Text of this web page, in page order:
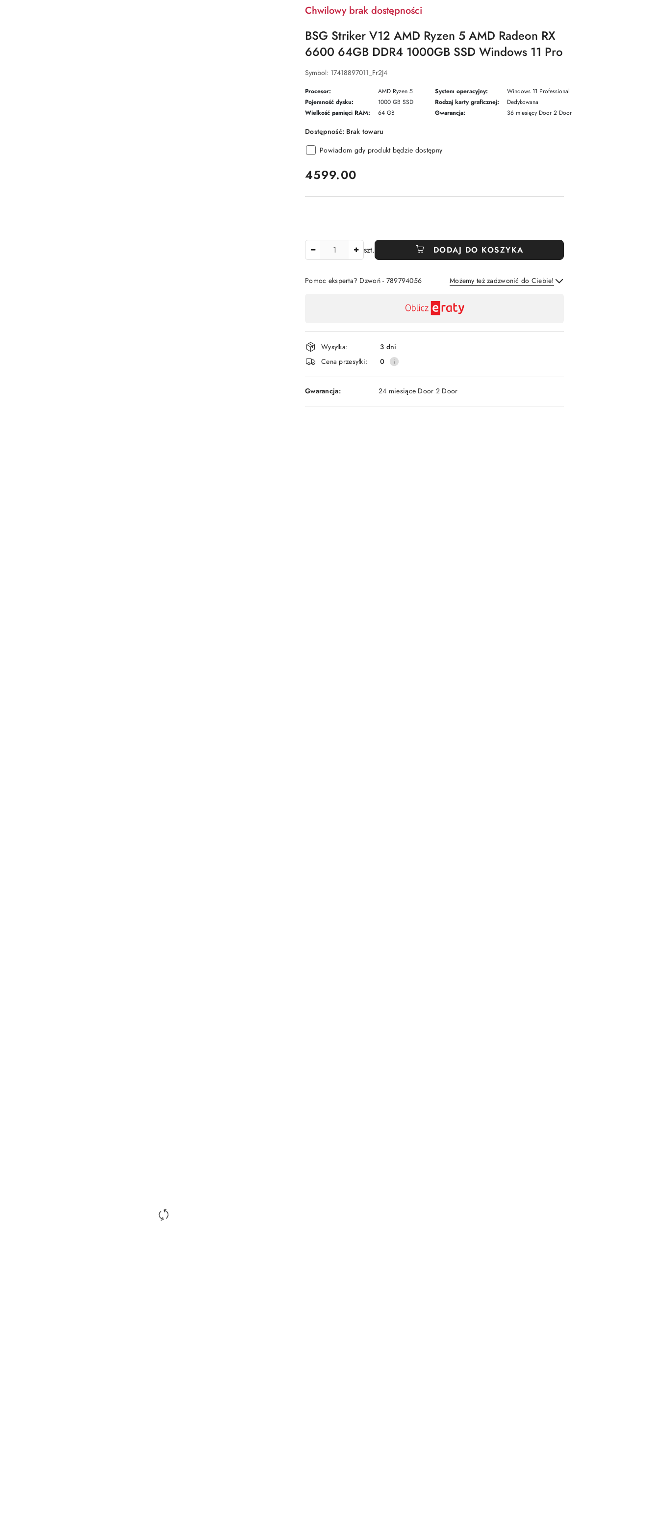
Chwilowy brak dostępności
BSG Striker V12 AMD Ryzen 5 AMD Radeon RX
6600 64GB DDR4 1000GB SSD Windows 11 Pro
Symbol: 17418897011_Fr2J4
Procesor: AMD Ryzen 5 System operacyjny:
Windows 11 Professional
Pojemność dysku:
1000 GB SSD Rodzaj karty graficznej:
Dedykowana
Wielkość pamięci RAM:
64 GB Gwarancja: 36 miesięcy Door 2 Door
Dostępność: Brak towaru
Powiadom gdy produkt będzie dostępny
cena:
4599.00
szt. DODAJ DO KOSZYKA
Pomoc eksperta? Dzwoń - 789794056 Możemy też zadzwonić do Ciebie!
płatność
i
dostawa
Wysyłka:
3 dni
Cena przesyłki:
0
Gwarancja: 24 miesiące Door 2 Door